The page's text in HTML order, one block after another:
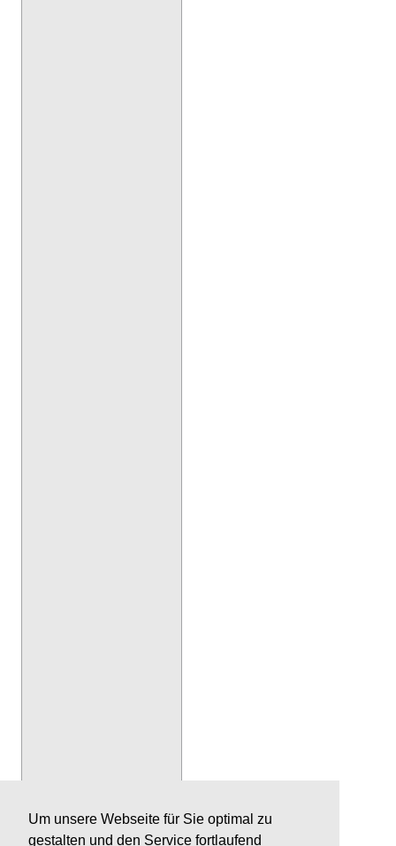
Um unsere Webseite für Sie optimal zu
gestalten und den Service fortlaufend